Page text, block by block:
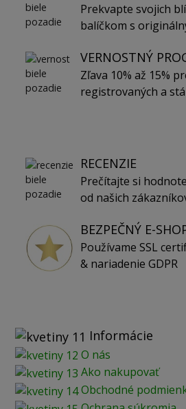
Prekvapte svojich
balíčkom s
VERNOSTNÝ
Zľava 10% až 15%
registrovaných a
RECENZIE
Prečítajte si
od našich
BEZPEČNÝ E-
Používame SSL
& nariadenie GDPR
Informácie
O nás
Ako nakupovať
Obchodné